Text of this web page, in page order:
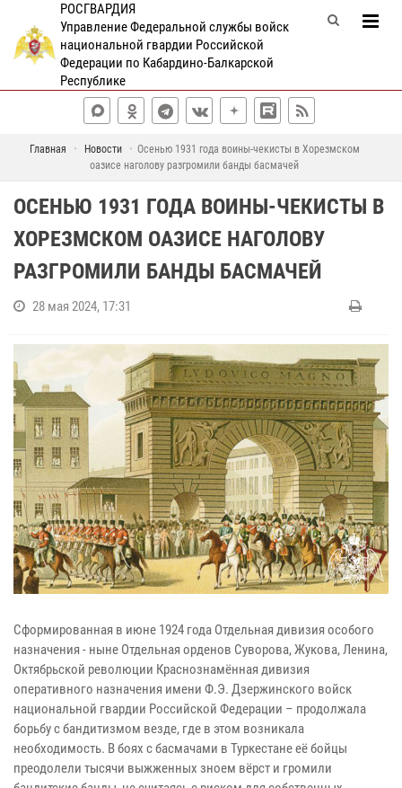
РОСГВАРДИЯ
Управление Федеральной службы войск
национальной гвардии Российской
Федерации по Кабардино-Балкарской
Республике
Главная Новости
Осенью 1931 года воины-чекисты в Хорезмском
оазисе наголову разгромили банды басмачей
ОСЕНЬЮ 1931 ГОДА ВОИНЫ-ЧЕКИСТЫ В
ХОРЕЗМСКОМ ОАЗИСЕ НАГОЛОВУ
РАЗГРОМИЛИ БАНДЫ БАСМАЧЕЙ
28 мая 2024, 17:31
Сформированная в июне 1924 года Отдельная дивизия особого
назначения - ныне Отдельная орденов Суворова, Жукова, Ленина,
Октябрьской революции Краснознамённая дивизия
оперативного назначения имени Ф.Э. Дзержинского войск
национальной гвардии Российской Федерации – продолжала
борьбу с бандитизмом везде, где в этом возникала
необходимость. В боях с басмачами в Туркестане её бойцы
преодолели тысячи выжженных зноем вёрст и громили